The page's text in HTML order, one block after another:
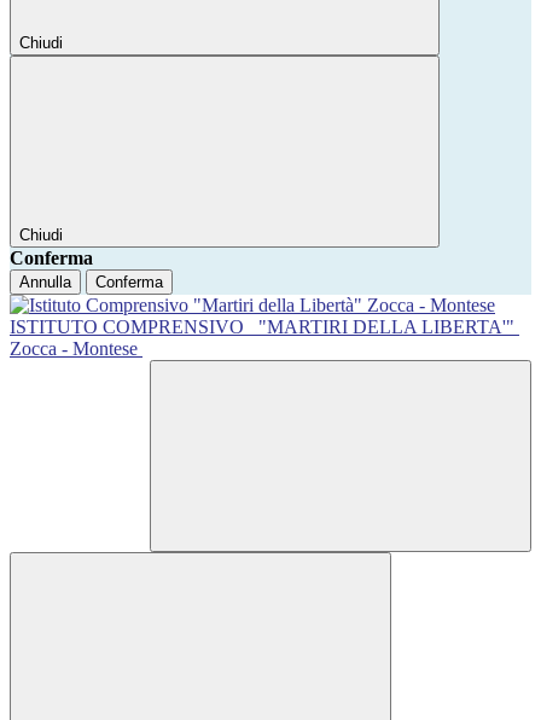
Chiudi
Chiudi
Conferma
Annulla Conferma
ISTITUTO COMPRENSIVO
"MARTIRI DELLA LIBERTA'"
Zocca - Montese